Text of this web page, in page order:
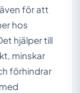
för att
hos
hjälper till
minskar
förhindrar